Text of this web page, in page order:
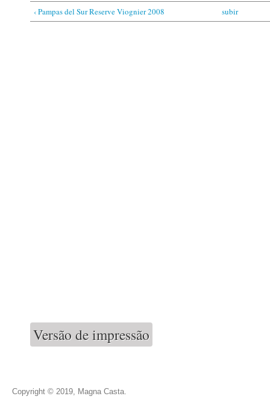
‹ Pampas del Sur Reserve Viognier 2008 subir
Versão de impressão
Copyright © 2019, Magna Casta.